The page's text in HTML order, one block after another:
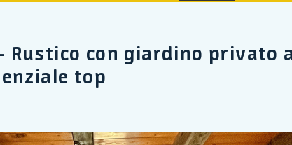
– Rustico con giardino privato
top